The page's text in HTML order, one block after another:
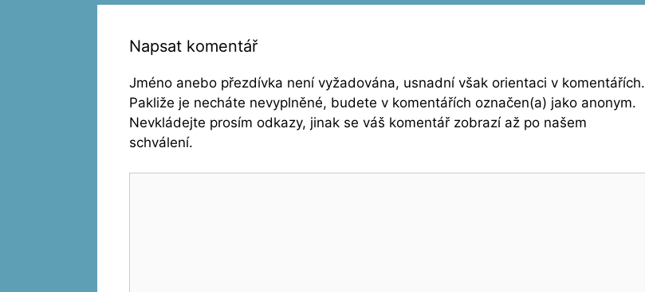
Napsat komentář
Jméno anebo přezdívka není vyžadována, usnadní však orientaci v komentářích.
Pakliže je necháte nevyplněné, budete v komentářích označen(a) jako anonym.
Nevkládejte prosím odkazy, jinak se váš komentář zobrazí až po našem
schválení.